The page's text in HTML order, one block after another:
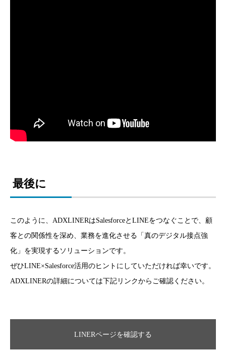
最後に
このように、ADXLINERはSalesforceとLINEをつなぐことで、顧
客との関係性を深め、業務を進化させる「真のデジタル接点強
化」を実現するソリューションです。
ぜひLINE×Salesforce活用のヒントにしていただければ幸いです。
ADXLINERの詳細については下記リンクからご確認ください。
LINERページを確認する